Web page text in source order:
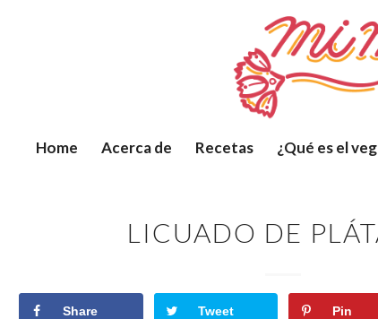
Home Acerca de Recetas ¿Qué es el
LICUADO DE
Share Tweet Pin